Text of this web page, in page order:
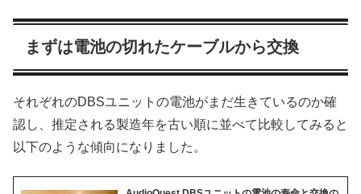
まずは電池の切れたケーブルから交換
それぞれのDBSユニットの電池がまだ生きているのか確
認し、推定される製造年を古い順に並べて比較してみると
以下のような傾向になりました。